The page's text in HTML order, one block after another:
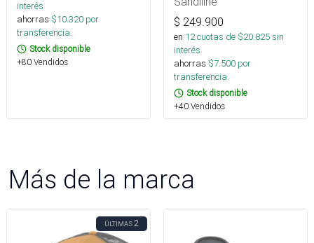
interés
ahorras $10.320 por
transferencia.
Stock disponible
+80 Vendidos
$ 249.900
en 12cuotas de $20.825sin
interés
ahorras $7.500 por
transferencia.
Stock disponible
+40 Vendidos
Más de la marca
ÚLTIMAS2